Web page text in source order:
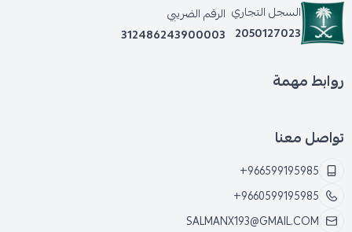
السجل التجاري
2050127023
الرقم الضريبي
312486243900003
روابط مهمة
تواصل معنا
+966599195985
+9660599195985
SALMANX193@GMAIL.COM